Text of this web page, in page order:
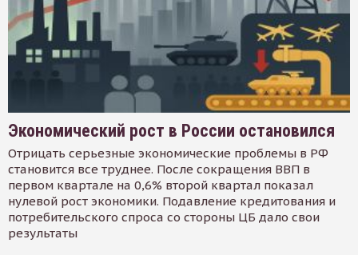
Экономический рост в России остановился
Отрицать серьезные экономические проблемы в РФ
становится все труднее. После сокращения ВВП в
первом квартале на 0,6% второй квартал показал
нулевой рост экономики. Подавление кредитования и
потребительского спроса со стороны ЦБ дало свои
результаты